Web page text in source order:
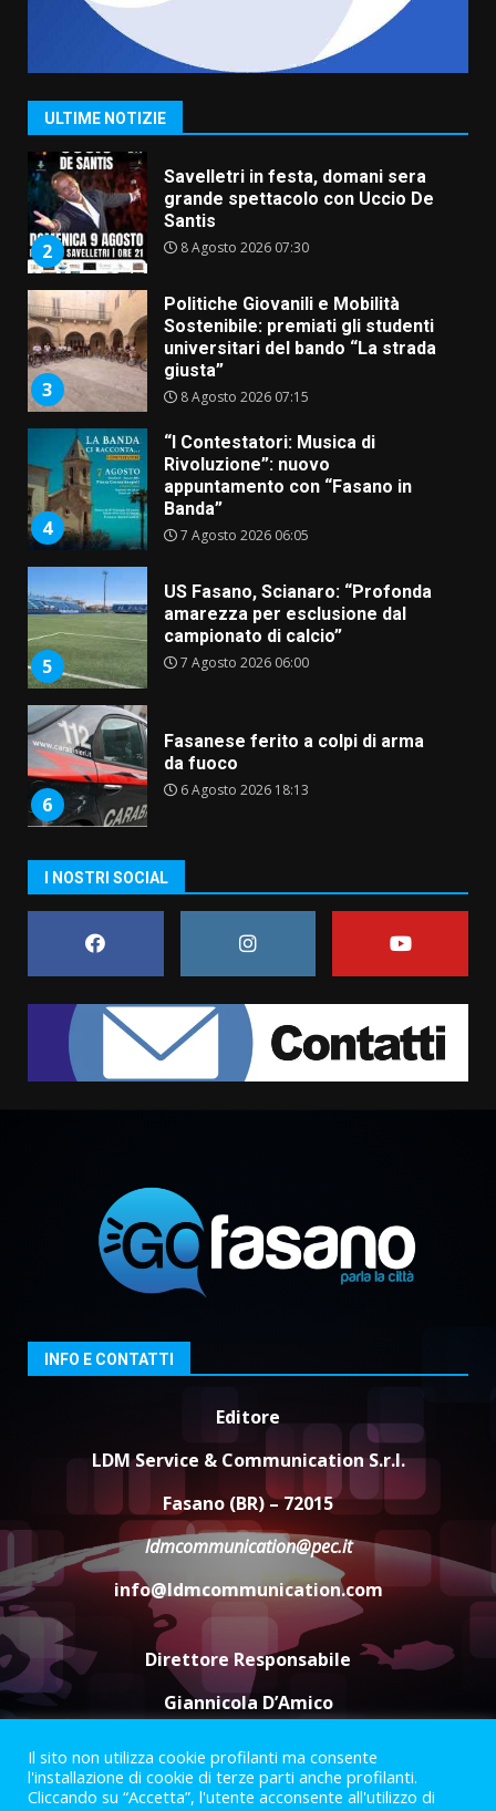
ULTIME NOTIZIE
1
La Banda Città di Fasano apre
ufficialmente la Festa di
2
Savelletri in festa, domani sera
grande spettacolo con Uccio De
Santis
8 Agosto 2026 07:30
3
Politiche Giovanili e Mobilità
Sostenibile: premiati gli studenti
universitari del bando “La strada
giusta”
8 Agosto 2026 07:15
4
“I Contestatori: Musica di
Rivoluzione”: nuovo
appuntamento con “Fasano in
Banda”
7 Agosto 2026 06:05
5
US Fasano, Scianaro: “Profonda
amarezza per esclusione dal
campionato di calcio”
7 Agosto 2026 06:00
6
Fasanese ferito a colpi di arma
da fuoco
6 Agosto 2026 18:13
di aperture straordinarie del
Comune di Fasano
6 Agosto 2026 14:16
1
La Banda Città di Fasano apre
ufficialmente la Festa di
Savelletri
8 Agosto 2026 11:00
Santis
8 Agosto 2026 07:30
3
Politiche Giovanili e Mobilità
Sostenibile: premiati gli studenti
giusta”
“I Contestatori: Musica di
Rivoluzione”: nuovo
appuntamento con “Fasano in
7 Agosto 2026 06:05
US Fasano, Scianaro: “Profonda
amarezza per esclusione dal
campionato di calcio”
7 Agosto 2026 06:00
I NOSTRI SOCIAL
INFO E CONTATTI
Editore
LDM Service & Communication S.r.l.
Fasano (BR) – 72015
ldmcommunication@pec.it
info@ldmcommunication.com
Direttore Responsabile
Giannicola D’Amico
Termini e Condizioni
Privacy Policy
Informazioni Legali
Il sito non utilizza cookie profilanti ma consente
l'installazione di cookie di terze parti anche profilanti.
Cliccando su “Accetta”, l'utente acconsente all'utilizzo di